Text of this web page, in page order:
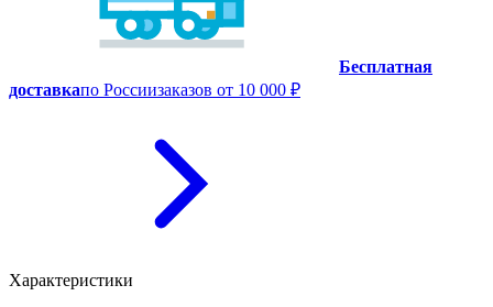
Бесплатная
доставкапо Россиизаказов от 10 000 ₽
Характеристики